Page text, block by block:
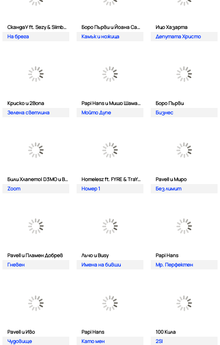
СкандаУ ft. Sezy & Siimbad
На брега
Боро Първи и Йоана Сашова
Камък и ножица
Ицо Хазарта
Депутата Христо
Криско и 2Bona
Зелена светлина
Papi Hans и Мишо Шамара
Мойто Дупе
Боро Първи
Бизнес
Били Хлапето| D3MO и BREVIS
Zoom
Homelesz ft. FYRE & TraYan
Номер 1
Pavell и Миро
Без лимит
Pavell и Пламен Добрев
Гневен
Лъчо и Busy
Имена на бивши
Papi Hans
Мр. Перфектен
Pavell и Иво
Чудовище
Papi Hans
Като мен
100 Кила
2SI